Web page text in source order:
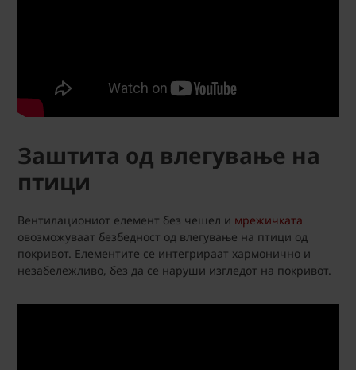
Заштита од влегување на
птици
Вентилациониот елемент без чешел и мрежичката
овозможуваат безбедност од влегување на птици од
покривот. Елементите се интегрираат хармонично и
незабележливо, без да се наруши изгледот на покривот.